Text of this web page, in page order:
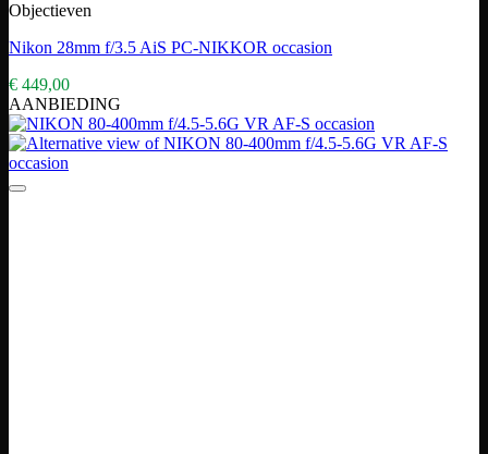
Objectieven
Nikon 28mm f/3.5 AiS PC-NIKKOR occasion
€ 449,00
AANBIEDING